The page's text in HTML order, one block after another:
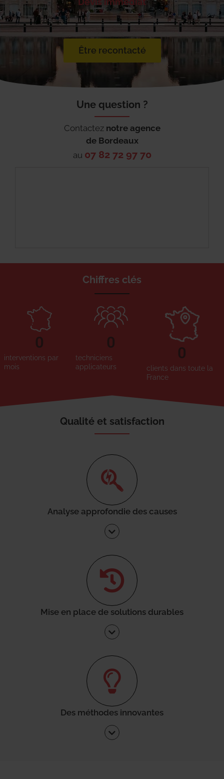
Être recontacté
Une question ?
Contactez notre agence
de Bordeaux
au 07 82 72 97 70
Chiffres clés
interventions par
mois
0
techniciens
applicateurs
0
clients dans toute la
France
0
Qualité et satisfaction
Analyse approfondie des causes
Mise en place de solutions durables
Des méthodes innovantes